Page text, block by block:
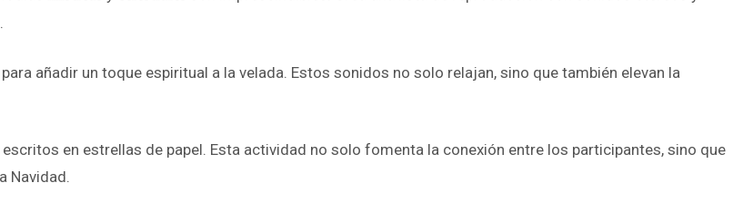
añadir un toque espiritual a la velada. Estos sonidos no solo relajan, sino que también elevan la
en estrellas de papel. Esta actividad no solo fomenta la conexión entre los participantes, sino que
Navidad.